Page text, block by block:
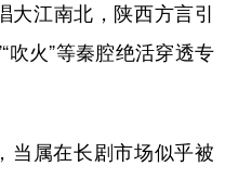
江南北，陕西方言引
吹火”等秦腔绝活穿透专
属在长剧市场似乎被